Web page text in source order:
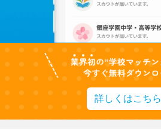
詳しくはこちら